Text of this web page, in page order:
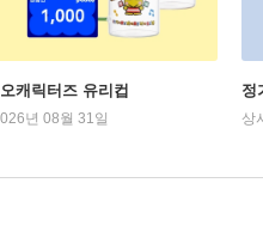
캐릭터즈 유리컵
년 08월 31일
정
상